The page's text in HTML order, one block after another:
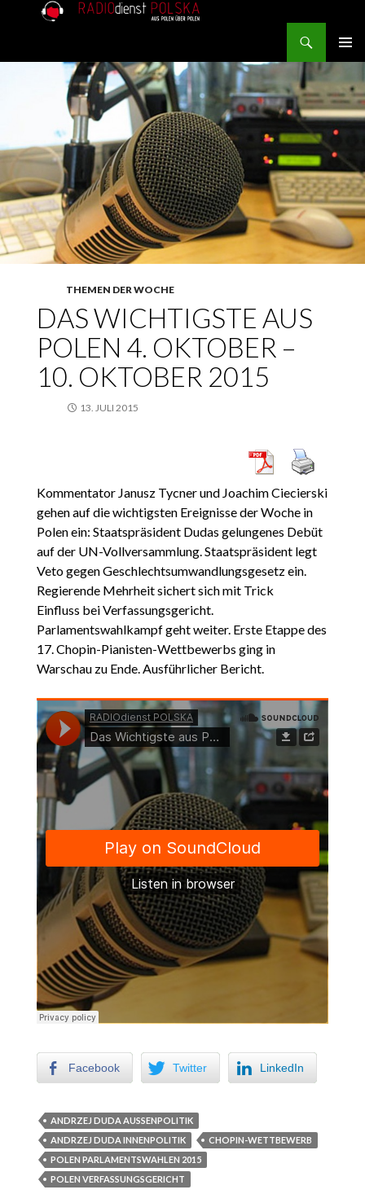
MENU
THEMEN DER WOCHE
DAS WICHTIGSTE AUS
POLEN 4. OKTOBER –
10. OKTOBER 2015
13. JULI 2015
Kommentator Janusz Tycner und Joachim Ciecierski
gehen auf die wichtigsten Ereignisse der Woche in
Polen ein: Staatspräsident Dudas gelungenes Debüt
auf der UN-Vollversammlung. Staatspräsident legt
Veto gegen Geschlechtsumwandlungsgesetz ein.
Regierende Mehrheit sichert sich mit Trick
Einfluss bei Verfassungsgericht.
Parlamentswahlkampf geht weiter. Erste Etappe des
17. Chopin-Pianisten-Wettbewerbs ging in
Warschau zu Ende. Ausführlicher Bericht.
Facebook Twitter LinkedIn
ANDRZEJ DUDA AUSSENPOLITIK
ANDRZEJ DUDA INNENPOLITIK
CHOPIN-WETTBEWERB
POLEN PARLAMENTSWAHLEN 2015
POLEN VERFASSUNGSGERICHT